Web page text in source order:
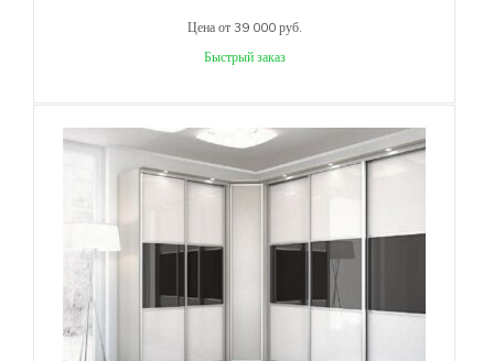
Цена от 39 000 руб.
Быстрый заказ